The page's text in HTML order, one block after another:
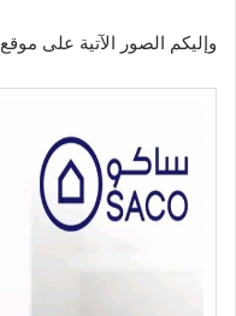
وإليكم الصور الآتية على موقع